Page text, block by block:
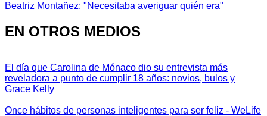
Beatriz Montañez: "Necesitaba averiguar quién era"
EN OTROS MEDIOS
El día que Carolina de Mónaco dio su entrevista más
reveladora a punto de cumplir 18 años: novios, bulos y
Grace Kelly
Once hábitos de personas inteligentes para ser feliz - WeLife